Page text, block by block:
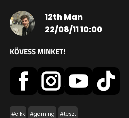
12th Man
22/08/11 10:00
KÖVESS MINKET!
#cikk #gaming #teszt